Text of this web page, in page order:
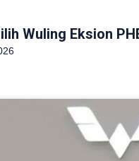
Wuling Eksion